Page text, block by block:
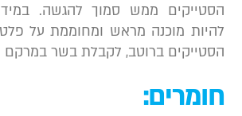
ממש סמוך להגשה. במידה
מוכנה מראש ומחוממת על
ברוטב, לקבלת בשר במרקם רך